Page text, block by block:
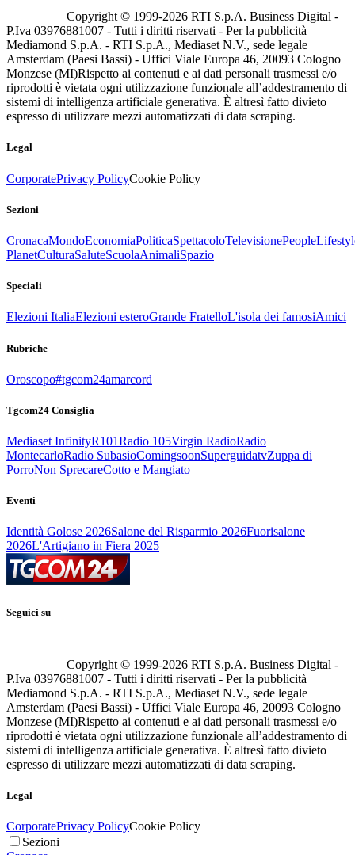
Copyright © 1999-2026 RTI S.p.A. Business Digital -
P.Iva 03976881007 - Tutti i diritti riservati - Per la pubblicità
Mediamond S.p.A. - RTI S.p.A., Mediaset N.V., sede legale
Amsterdam (Paesi Bassi) - Uffici Viale Europa 46, 20093 Cologno
Monzese (MI)Rispetto ai contenuti e ai dati personali trasmessi e/o
riprodotti è vietata ogni utilizzazione funzionale all’addestramento di
sistemi di intelligenza artificiale generativa. È altresì fatto divieto
espresso di utilizzare mezzi automatizzati di data scraping.
Legal
CorporatePrivacy PolicyCookie Policy
Sezioni
CronacaMondoEconomiaPoliticaSpettacoloTelevisionePeople
PlanetCulturaSaluteScuolaAnimaliSpazio
Speciali
Elezioni ItaliaElezioni esteroGrande FratelloL'isola dei famosiAmici
Rubriche
Oroscopo#tgcom24amarcord
Tgcom24 Consiglia
Mediaset InfinityR101Radio 105Virgin RadioRadio
MontecarloRadio SubasioComingsoonSuperguidatvZuppa di
PorroNon SprecareCotto e Mangiato
Eventi
Identità Golose 2026Salone del Risparmio 2026Fuorisalone
2026L'Artigiano in Fiera 2025
Seguici su
Copyright © 1999-2026 RTI S.p.A. Business Digital -
P.Iva 03976881007 - Tutti i diritti riservati - Per la pubblicità
Mediamond S.p.A. - RTI S.p.A., Mediaset N.V., sede legale
Amsterdam (Paesi Bassi) - Uffici Viale Europa 46, 20093 Cologno
Monzese (MI)Rispetto ai contenuti e ai dati personali trasmessi e/o
riprodotti è vietata ogni utilizzazione funzionale all’addestramento di
sistemi di intelligenza artificiale generativa. È altresì fatto divieto
espresso di utilizzare mezzi automatizzati di data scraping.
Legal
CorporatePrivacy PolicyCookie Policy
Sezioni